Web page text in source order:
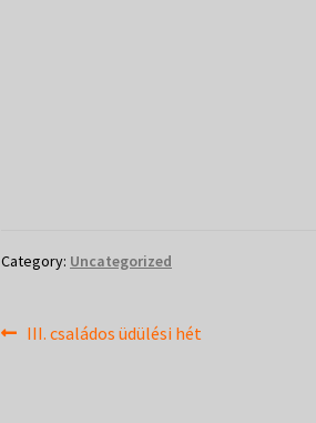
Category: Uncategorized
Bejegyzés
Previous
III. családos üdülési hét